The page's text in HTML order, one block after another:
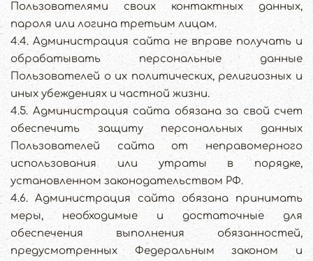
Пользователями своих контактных данных,
пароля или логина третьим лицам.
4.4. Администрация сайта не вправе получать и
обрабатывать персональные данные
Пользователей о их политических, религиозных и
иных убеждениях и частной жизни.
4.5. Администрация сайта обязана за свой счет
обеспечить защиту персональных данных
Пользователей сайта от неправомерного
использования или утраты в порядке,
установленном законодательством РФ.
4.6. Администрация сайта обязана принимать
меры, необходимые и достаточные для
обеспечения выполнения обязанностей,
предусмотренных Федеральным законом и